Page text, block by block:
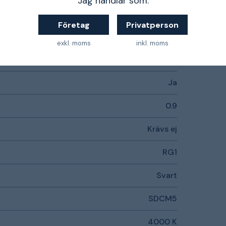
Företag
exkl. moms
Privatperson
inkl. moms
Ja
Ja
Ja
0.9
Krävs ej
RG1
Svart
SDCM5
4000 K